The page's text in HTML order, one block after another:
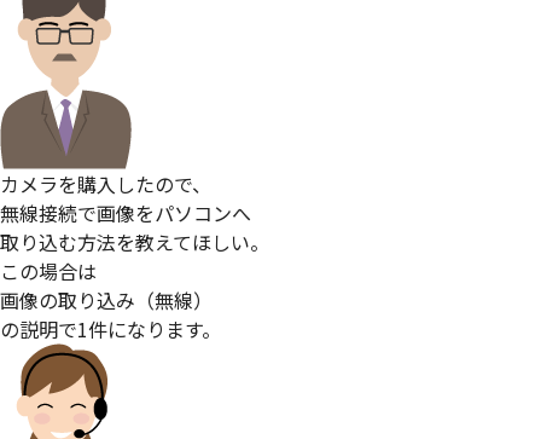
カメラを購入したので、
無線接続で画像をパソコンへ
取り込む方法を教えてほしい。
この場合は
画像の取り込み（無線）
の説明で1件になります。